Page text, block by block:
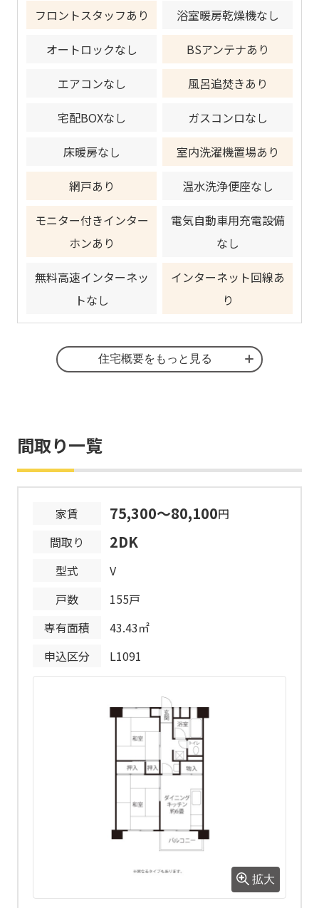
フロントスタッフあり
浴室暖房乾燥機なし
オートロックなし
BSアンテナあり
エアコンなし
風呂追焚きあり
宅配BOXなし
ガスコンロなし
床暖房なし
室内洗濯機置場あり
網戸あり
温水洗浄便座なし
モニター付きインター
ホンあり
電気自動車用充電設備
なし
無料高速インターネッ
トなし
インターネット回線あ
り
その他
構造 鉄骨鉄筋コンクリート造/11,12階
敷金 月額家賃の2ヶ月分
駐車場 28区画
料
20,000円/月
平面式あり
平面式地下なし
自走式なし
機械式なし
給湯は2ヶ所です。
当住宅は堀船住宅のフロントスタッフ
が管理しております。
住宅概要をもっと見る
間取り一覧
家賃 75,300～80,100円
間取り
2DK
型式
V
戸数
155戸
専有面積
43.43㎡
申込区分
L1091
拡大